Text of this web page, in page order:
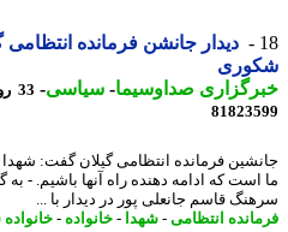
دیدار جانشن فرمانده انتظامی
صداوسیما-سیاسی-33 روز پیش - سه شنبه 16 تیر 1405، 23:25
فرمانده انتظامی گیلان گفت: شهدا
که ادامه دهنده راه آنها باشیم. - به
قاسم جانعلی پور در دیدار با ...
انتظامی-شهدا-خانواده- خانواده